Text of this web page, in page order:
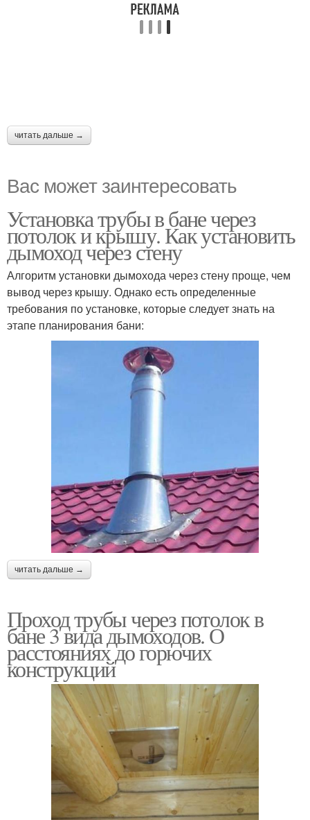
читать дальше →
Вас может заинтересовать
Установка трубы в бане через
потолок и крышу. Как установить
дымоход через стену
Алгоритм установки дымохода через стену проще, чем
вывод через крышу. Однако есть определенные
требования по установке, которые следует знать на
этапе планирования бани:
читать дальше →
Проход трубы через потолок в
бане 3 вида дымоходов. О
расстояниях до горючих
конструкций